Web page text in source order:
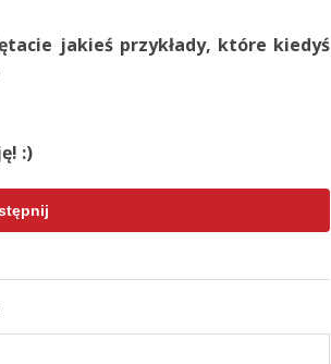
jakieś przykłady, które kiedyś
:)